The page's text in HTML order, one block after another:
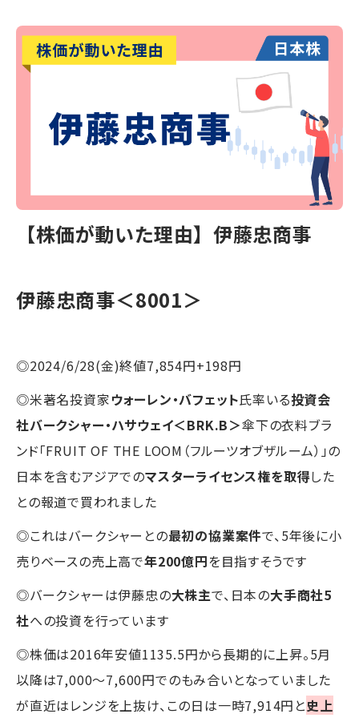
【株価が動いた理由】伊藤忠商事
伊藤忠商事＜8001＞
◎2024/6/28(金)終値7,854円+198円
◎米著名投資家ウォーレン・バフェット氏率いる投資会
社バークシャー・ハサウェイ＜BRK.B＞傘下の衣料ブラ
ンド「FRUIT OF THE LOOM（フルーツオブザルーム）」の
日本を含むアジアでのマスターライセンス権を取得した
との報道で買われました
◎これはバークシャーとの最初の協業案件で、5年後に小
売りベースの売上高で年200億円を目指すそうです
◎バークシャーは伊藤忠の大株主で、日本の大手商社5
社への投資を行っています
◎株価は2016年安値1135.5円から長期的に上昇。5月
以降は7,000～7,600円でのもみ合いとなっていました
が直近はレンジを上抜け、この日は一時7,914円と史上